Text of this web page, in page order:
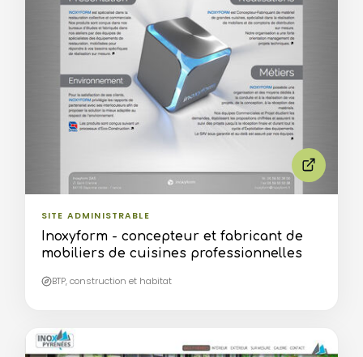
SITE ADMINISTRABLE
Inoxyform - concepteur et fabricant de
mobiliers de cuisines professionnelles
BTP, construction et habitat